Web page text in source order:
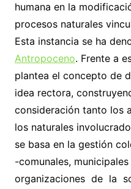
humana en la
procesos naturales
Esta instancia se ha
Antropoceno. Frente a
plantea el concepto de
idea rectora,
consideración tanto los
los naturales
se basa en la gestión
-comunales,
organizaciones de la